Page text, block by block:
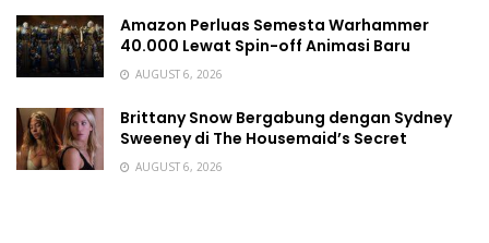
Amazon Perluas Semesta Warhammer
40.000 Lewat Spin-off Animasi Baru
AUGUST 6, 2026
Brittany Snow Bergabung dengan Sydney
Sweeney di The Housemaid’s Secret
AUGUST 6, 2026